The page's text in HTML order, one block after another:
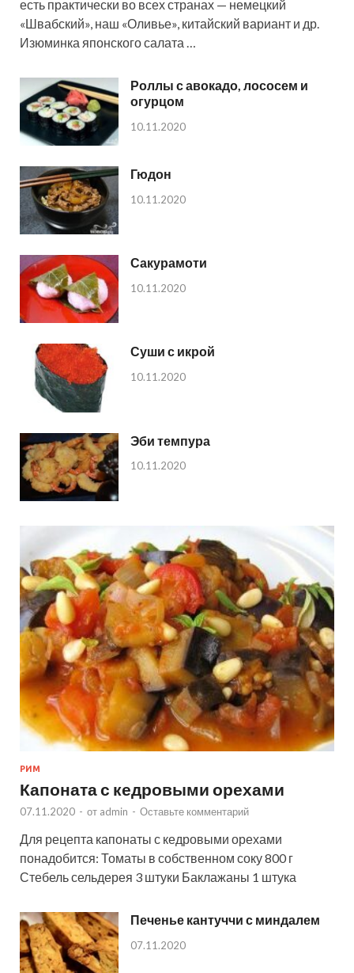
есть практически во всех странах — немецкий
«Швабский», наш «Оливье», китайский вариант и др.
Изюминка японского салата …
Роллы с авокадо, лососем и
огурцом
10.11.2020
Гюдон
10.11.2020
Сакурамоти
10.11.2020
Суши с икрой
10.11.2020
Эби темпура
10.11.2020
РИМ
Капоната с кедровыми орехами
07.11.2020 - от admin - Оставьте комментарий
Для рецепта капонаты с кедровыми орехами
понадобится: Томаты в собственном соку 800 г
Стебель сельдерея 3 штуки Баклажаны 1 штука
Печенье кантуччи с миндалем
07.11.2020